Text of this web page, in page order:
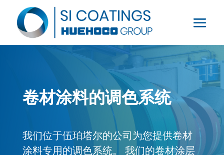
卷材涂料的调色系统
我们位于伍珀塔尔的公司为您提供卷材
涂料专用的调色系统。 我们的卷材涂层